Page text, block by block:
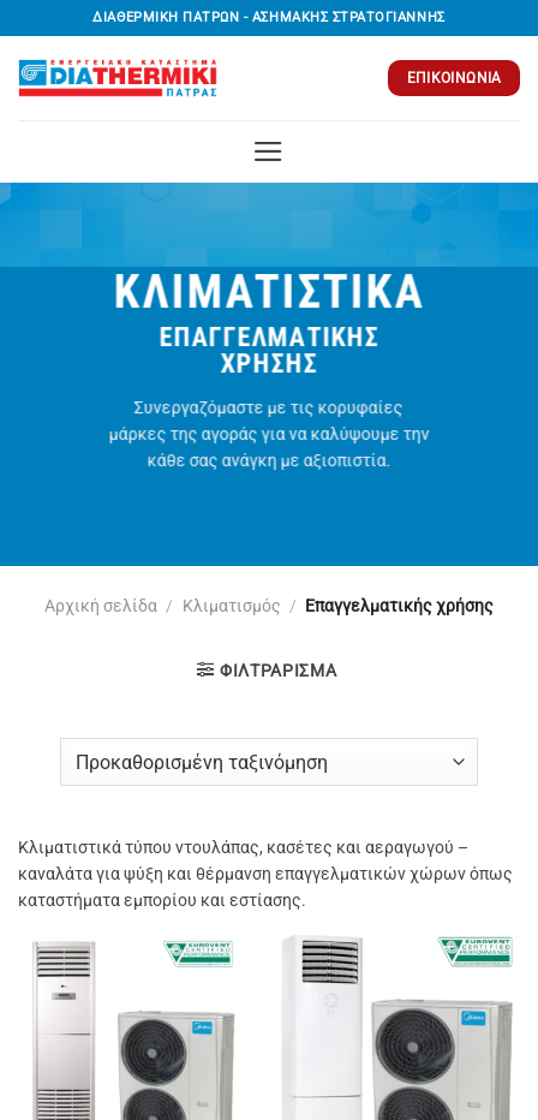
στο
περιεχόμενο
ΔΙΑΘΕΡΜΙΚΗ ΠΑΤΡΩΝ - ΑΣΗΜΑΚΗΣ ΣΤΡΑΤΟΓΙΑΝΝΗΣ
ΕΠΙΚΟΙΝΩΝΊΑ
ΚΛΙΜΑΤΙΣΤΙΚΑ
ΕΠΑΓΓΕΛΜΑΤΙΚΗΣ
ΧΡΗΣΗΣ
Συνεργαζόμαστε με τις κορυφαίες
μάρκες της αγοράς για να καλύψουμε την
κάθε σας ανάγκη με αξιοπιστία.
Αρχική σελίδα / Κλιματισμός / Επαγγελματικής χρήσης
ΦΙΛΤΡΆΡΙΣΜΑ
Κλιματιστικά τύπου ντουλάπας, κασέτες και αεραγωγού –
καναλάτα για ψύξη και θέρμανση επαγγελματικών χώρων όπως
καταστήματα εμπορίου και εστίασης.